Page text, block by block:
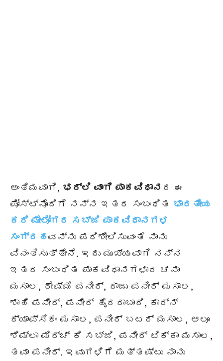
ಅಂತಿಮವಾಗಿ, ಭರ್ಲಿ ವಾಂಗಿ ಪಾಕವಿಧಾನ ದ ಈ
ಪೋಸ್ಟ್‌ನೊಂದಿಗೆ ನನ್ನ ಇತರ ಸಂಬಂಧಿತ ಭಾರತೀಯ
ಕರಿ ಮೇಲೋಗರ ಸಬ್ಜಿ ಪಾಕವಿಧಾನಗಳ
ಸಂಗ್ರಹವನ್ನು ಪರಿಶೀಲಿಸುವಂತೆ ನಾನು
ವಿನಂತಿಸುತ್ತೇನೆ. ಇದು ಮುಖ್ಯವಾಗಿ ನನ್ನ
ಇತರ ಸಂಬಂಧಿತ ಪಾಕವಿಧಾನಗಳಾದ ಚನಾ
ಮಸಾಲ, ರೇಷ್ಮಿ ಪನೀರ್, ಕಾಜು ಪನೀರ್ ಮಸಾಲ,
ಶಾಹಿ ಪನೀರ್, ಪನೀರ್ ಹೈದರಾಬಾದಿ, ಕಾರ್ನ್
ಕ್ಯಾಪ್ಸಿಕಂ ಮಸಾಲ, ಪನೀರ್ ಬಟರ್ ಮಸಾಲ, ಆಲೂ
ಶಿಮ್ಲಾ ಮಿರ್ಚ್ ಕಿ ಸಬ್ಜಿ, ಪನೀರ್ ಟಿಕ್ಕಾ ಮಸಾಲ,
ತವಾ ಪನೀರ್. ಇವುಗಳಿಗೆ ಮತ್ತಷ್ಟು ನಾನು